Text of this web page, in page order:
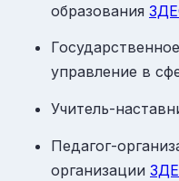
образования
управление в
Учитель-
Педагог-
организации